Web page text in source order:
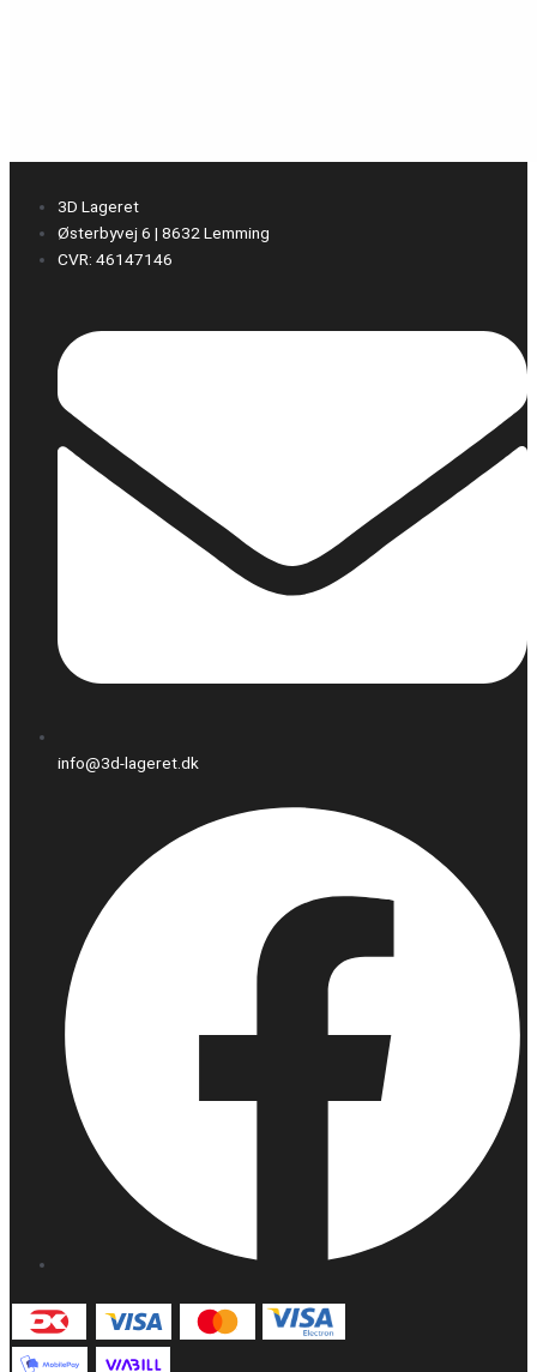
3D Lageret
Østerbyvej 6 | 8632 Lemming
CVR: 46147146
info@3d-lageret.dk